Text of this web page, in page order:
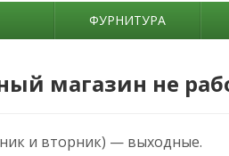
ФУРНИТУРА
магазин не
и вторник) — выходные.